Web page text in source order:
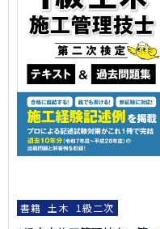
書籍 土木 1級二次